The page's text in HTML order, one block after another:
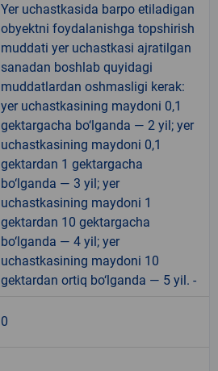
Yer uchastkasida barpo etiladigan
obyektni foydalanishga topshirish
muddati yer uchastkasi ajratilgan
sanadan boshlab quyidagi
muddatlardan oshmasligi kerak:
yer uchastkasining maydoni 0,1
gektargacha bo‘lganda — 2 yil; yer
uchastkasining maydoni 0,1
gektardan 1 gektargacha
bo‘lganda — 3 yil; yer
uchastkasining maydoni 1
gektardan 10 gektargacha
bo‘lganda — 4 yil; yer
uchastkasining maydoni 10
gektardan ortiq bo‘lganda — 5 yil. -
0